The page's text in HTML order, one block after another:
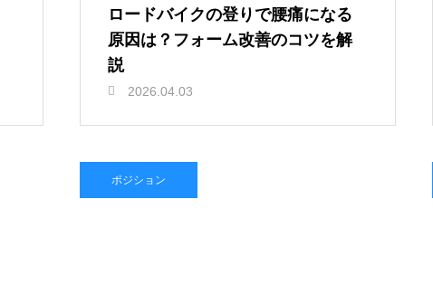
ロードバイクの登りで腰痛になる
原因は？フォーム改善のコツを解
説
2026.04.03
ポジション